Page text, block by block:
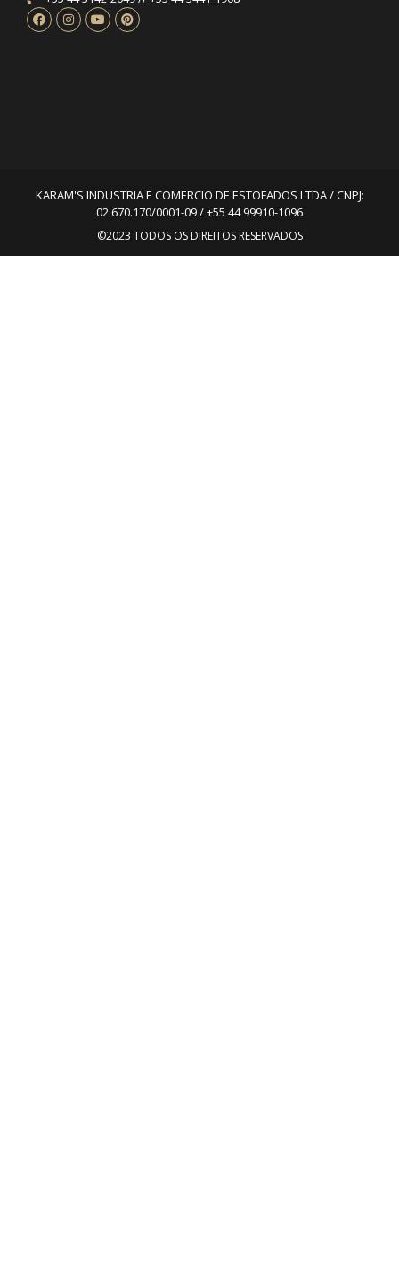
©2023 TODOS OS DIREITOS RESERVADOS
KARAM'S INDUSTRIA E COMERCIO DE ESTOFADOS LTDA / CNPJ:
02.670.170/0001-09 / +55 44 99910-1096